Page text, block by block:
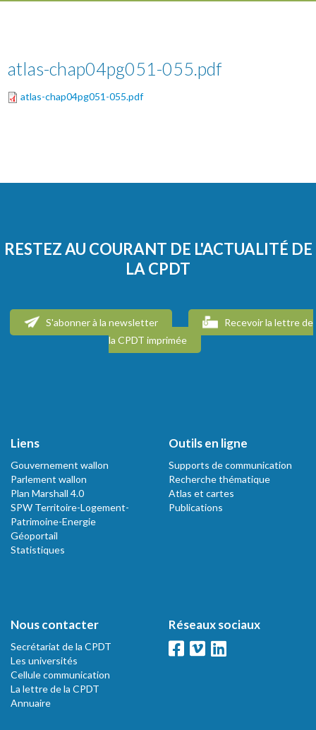
atlas-chap04pg051-055.pdf
atlas-chap04pg051-055.pdf
RESTEZ AU COURANT DE L'ACTUALITÉ DE
LA CPDT
S'abonner à la newsletter
Recevoir la lettre de
la CPDT imprimée
Liens
Gouvernement wallon
Parlement wallon
Plan Marshall 4.0
SPW Territoire-Logement-
Patrimoine-Energie
Géoportail
Statistiques
Outils en ligne
Supports de communication
Recherche thématique
Atlas et cartes
Publications
Nous contacter
Secrétariat de la CPDT
Les universités
Cellule communication
La lettre de la CPDT
Annuaire
Réseaux sociaux